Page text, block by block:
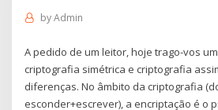
byAdmin
A pedido de um leitor, hoje trago-vos
criptografia simétrica e criptografia
diferenças. No âmbito da criptografia
esconder+escrever), a encriptação é o